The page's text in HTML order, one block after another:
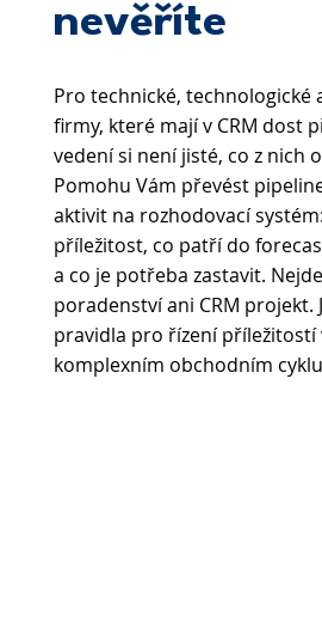
nevěříte
Pro technické, technologické
firmy, které mají v CRM dost
vedení si není jisté, co z nich
Pomohu Vám převést
aktivit na rozhodovací
příležitost, co patří do
a co je potřeba zastavit.
poradenství ani CRM projekt.
pravidla pro řízení příležitostí
komplexním obchodním